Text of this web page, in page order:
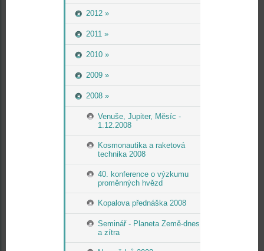
2012 »
2011 »
2010 »
2009 »
2008 »
Venuše, Jupiter, Měsíc -
1.12.2008
Kosmonautika a raketová
technika 2008
40. konference o výzkumu
proměnných hvězd
Kopalova přednáška 2008
Seminář - Planeta Země-dnes
a zítra